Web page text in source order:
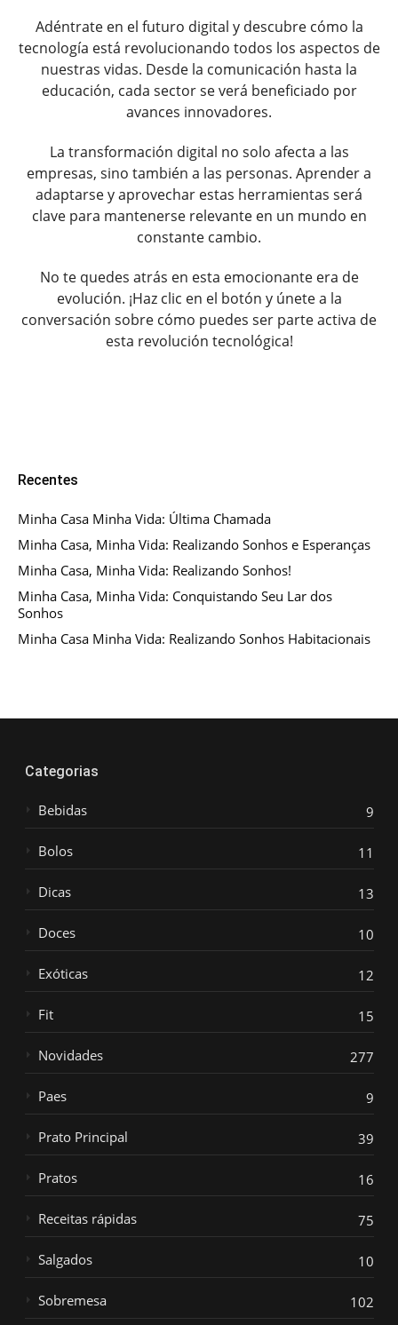
Adéntrate en el futuro digital y descubre cómo la
tecnología está revolucionando todos los aspectos de
nuestras vidas. Desde la comunicación hasta la
educación, cada sector se verá beneficiado por
avances innovadores.
La transformación digital no solo afecta a las
empresas, sino también a las personas. Aprender a
adaptarse y aprovechar estas herramientas será
clave para mantenerse relevante en un mundo en
constante cambio.
No te quedes atrás en esta emocionante era de
evolución. ¡Haz clic en el botón y únete a la
conversación sobre cómo puedes ser parte activa de
esta revolución tecnológica!
Recentes
Minha Casa Minha Vida: Última Chamada
Minha Casa, Minha Vida: Realizando Sonhos e Esperanças
Minha Casa, Minha Vida: Realizando Sonhos!
Minha Casa, Minha Vida: Conquistando Seu Lar dos
Sonhos
Minha Casa Minha Vida: Realizando Sonhos Habitacionais
Categorias
Bebidas 9
Bolos 11
Dicas 13
Doces 10
Exóticas 12
Fit 15
Novidades 277
Paes 9
Prato Principal 39
Pratos 16
Receitas rápidas 75
Salgados 10
Sobremesa 102